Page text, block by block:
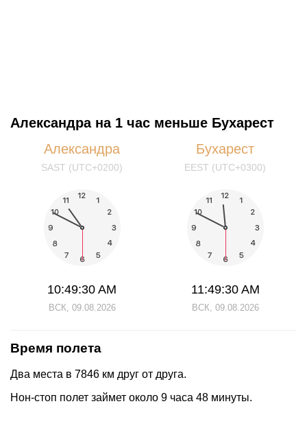
Александра на 1 час меньше Бухарест
Александра
SAST (UTC+0200)
10:49:31 AM
ВСК, 09.08.2026
Бухарест
EEST (UTC+0300)
11:49:31 AM
ВСК, 09.08.2026
Время полета
Два места в 7846 км друг от друга.
Нон-стоп полет займет около 9 часа 48 минуты.